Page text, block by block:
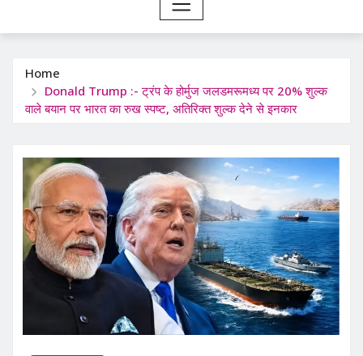
Home
Donald Trump :- ट्रंप के होर्मुज जलडमरूमध्य पर 20% शुल्क
वाले बयान पर भारत का रुख स्पष्ट, अतिरिक्त शुल्क देने से इनकार